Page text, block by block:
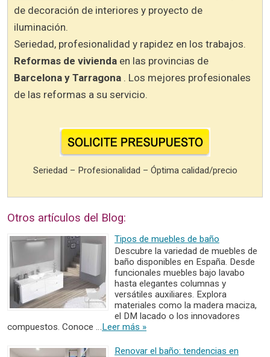
de decoración de interiores y proyecto de
iluminación.
Seriedad, profesionalidad y rapidez en los trabajos.
Reformas de vivienda en las provincias de
Barcelona y Tarragona . Los mejores profesionales
de las reformas a su servicio.
Seriedad – Profesionalidad – Óptima calidad/precio
Otros artículos del Blog:
Tipos de muebles de baño
Descubre la variedad de muebles de
baño disponibles en España. Desde
funcionales muebles bajo lavabo
hasta elegantes columnas y
versátiles auxiliares. Explora
materiales como la madera maciza,
el DM lacado o los innovadores
compuestos. Conoce …Leer más »
Renovar el baño: tendencias en